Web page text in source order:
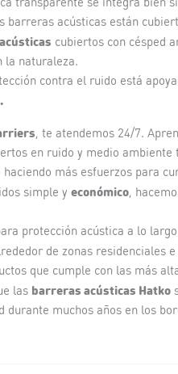
barreras acústicas están
cubiertos con césped
la naturaleza.
contra el ruido está
, te atendemos 24/7.
en ruido y medio
más esfuerzos para
simple y económico,
protección acústica a lo
de zonas residenciales
que cumple con las más
las barreras acústicas Hatko
durante muchos años en los